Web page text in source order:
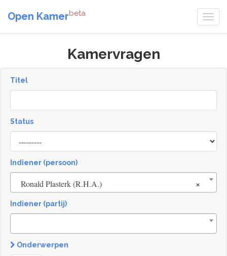
Open Kamerbeta
Kamervragen
Titel
Status
[invalid
name]
Indiener (persoon)
×
Ronald Plasterk (R.H.A.)
Indiener (partij)
Onderwerpen